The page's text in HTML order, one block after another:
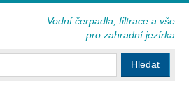
Hledat
Vodní čerpadla, filtrace a vše
pro zahradní jezírka